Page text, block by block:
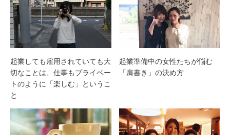
起業しても雇用されていても大
切なことは、仕事もプライベー
トのように「楽しむ」というこ
と
起業準備中の女性たちが悩む
「肩書き」の決め方